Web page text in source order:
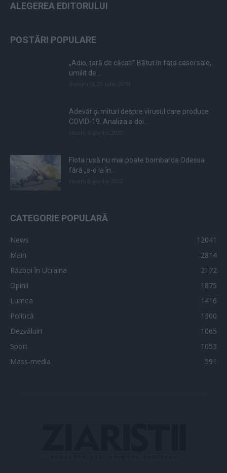
ALEGEREA EDITORULUI
POSTĂRI POPULARE
„Adio, țară de căcat!” Bătut în fața casei sale,
umilit de...
Adevăr și mituri despre virusul care produce
COVID-19. Analiza a doi...
Flota rusă nu mai poate bombarda Odessa
fără „s-o ia în...
CATEGORIE POPULARĂ
News
12041
Main
2814
Război în Ucraina
2172
Opinii
1875
Lumea
1416
Politică
1300
Dezvăluiri
1065
Sport
1053
Mass-media
591